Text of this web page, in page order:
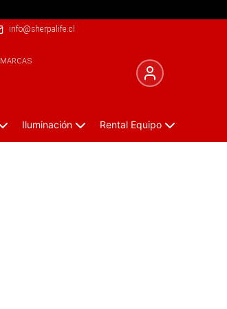
info@sherpalife.cl
MARCAS
Iluminación Rental Equipo